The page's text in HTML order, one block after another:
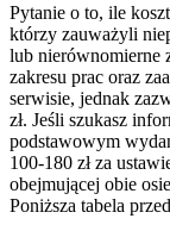
Pytanie o to, ile
którzy zauważyli
lub nierównomierne
zakresu prac oraz
serwisie, jednak
zł. Jeśli szukasz
podstawowym
100-180 zł za
obejmującej obie
Poniższa tabela